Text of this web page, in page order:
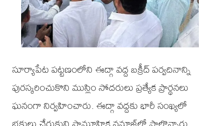
సూర్యాపేట పట్టణంలోని ఈద్గా వద్ద బక్రీద్ పర్వదినాన్ని
పురస్కరించుకొని ముస్లిం సోదరులు ప్రత్యేక ప్రార్థనలు
ఘనంగా నిర్వహించారు. ఈద్గా వద్దకు భారీ సంఖ్యలో